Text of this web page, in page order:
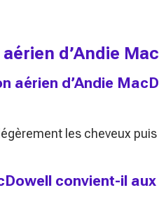
d’Andie
aérien d’Andie
les cheveux
convient-il